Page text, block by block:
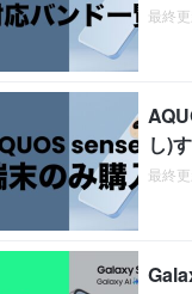
最終
し)
最終